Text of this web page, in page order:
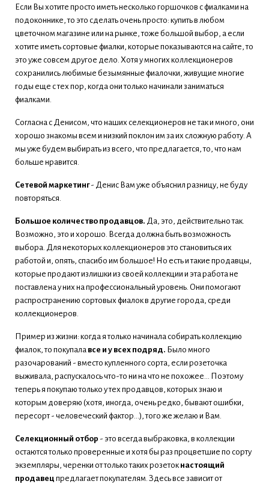
Если Вы хотите просто иметь несколько горшочков с фиалками на
подоконнике, то это сделать очень просто: купить в любом
цветочном магазине или на рынке, тоже большой выбор, а если
хотите иметь сортовые фиалки, которые показываются на сайте, то
это уже совсем другое дело. Хотя у многих коллекционеров
сохранились любимые безымянные фиалочки, живущие многие
годы еще с тех пор, когда они только начинали заниматься
фиалками.
Согласна с Денисом, что наших селекционеров не так и много, они
хорошо знакомы всем и низкий поклон им за их сложную работу. А
мы уже будем выбирать из всего, что предлагается, то, что нам
больше нравится.
Сетевой маркетинг- Денис Вам уже объяснил разницу, не буду
повторяться.
Большое количество продавцов. Да, это, действительно так.
Возможно, это и хорошо. Всегда должна быть возможность
выбора. Для некоторых коллекционеров это становиться их
работой и, опять, спасибо им большое! Но есть и такие продавцы,
которые продают излишки из своей коллекции и эта работа не
поставлена у них на профессиональный уровень. Они помогают
распространению сортовых фиалок в другие города, среди
коллекционеров.
Пример из жизни: когда я только начинала собирать коллекцию
фиалок, то покупала все и у всех подряд. Было много
разочарований - вместо купленного сорта, если розеточка
выживала, распускалось что-то ни на что не похожее... Поэтому
теперь я покупаю только у тех продавцов, которых знаю и
которым доверяю (хотя, иногда, очень редко, бывают ошибки,
пересорт - человеческий фактор...), того же желаю и Вам.
Селекционный отбор - это всегда выбраковка, в коллекции
остаются только проверенные и хотя бы раз процветшие по сорту
экземпляры, черенки от только таких розетокнастоящий
продавец предлагает покупателям. Здесь все зависит от